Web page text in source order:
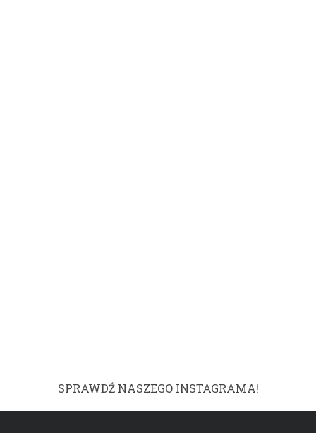
SPRAWDŹ NASZEGO INSTAGRAMA!